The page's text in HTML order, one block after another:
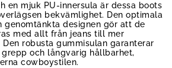
en mjuk PU-innersula är dessa boots
bekvämlighet. Den optimala
genomtänkta designen gör att de
med allt från jeans till mer
robusta gummisulan garanterar
och långvarig hållbarhet,
cowboystilen.